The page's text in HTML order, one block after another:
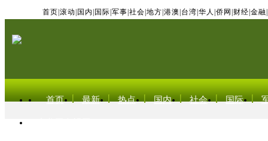
首页 滚动 国内 国际 军事 社会 地方 港澳 台湾 华人 侨网 财经 金融
首页 最新 热点 国内 社会 国际